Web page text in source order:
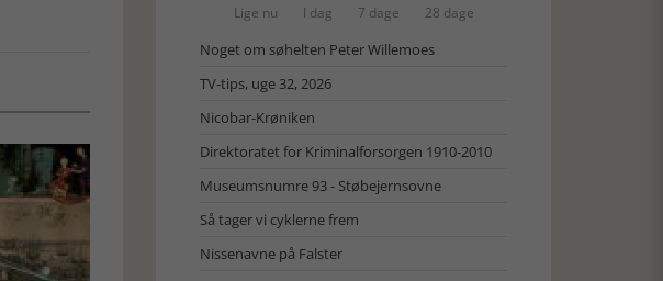
Lige nu I dag 7 dage 28 dage
Noget om søhelten Peter Willemoes
TV-tips, uge 32, 2026
Nicobar-Krøniken
Direktoratet for Kriminalforsorgen 1910-2010
Museumsnumre 93 - Støbejernsovne
Så tager vi cyklerne frem
Nissenavne på Falster